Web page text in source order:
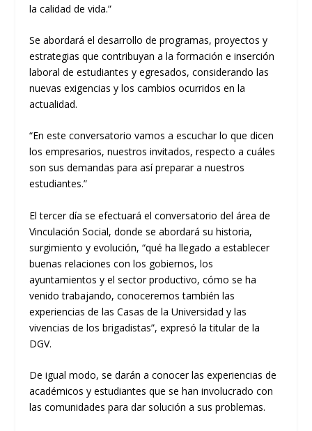
la calidad de vida.”
Se abordará el desarrollo de programas, proyectos y
estrategias que contribuyan a la formación e inserción
laboral de estudiantes y egresados, considerando las
nuevas exigencias y los cambios ocurridos en la
actualidad.
“En este conversatorio vamos a escuchar lo que dicen
los empresarios, nuestros invitados, respecto a cuáles
son sus demandas para así preparar a nuestros
estudiantes.”
El tercer día se efectuará el conversatorio del área de
Vinculación Social, donde se abordará su historia,
surgimiento y evolución, “qué ha llegado a establecer
buenas relaciones con los gobiernos, los
ayuntamientos y el sector productivo, cómo se ha
venido trabajando, conoceremos también las
experiencias de las Casas de la Universidad y las
vivencias de los brigadistas”, expresó la titular de la
DGV.
De igual modo, se darán a conocer las experiencias de
académicos y estudiantes que se han involucrado con
las comunidades para dar solución a sus problemas.